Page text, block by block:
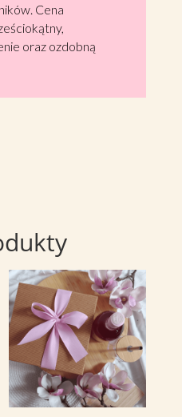
Cena
oraz ozdobną